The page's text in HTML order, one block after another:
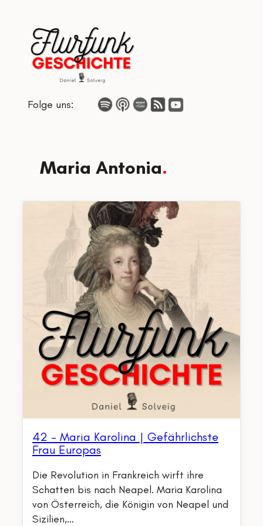
springen
Folge uns:
Maria Antonia
42 – Maria Karolina | Gefährlichste
Frau Europas
Die Revolution in Frankreich wirft ihre
Schatten bis nach Neapel. Maria Karolina
von Österreich, die Königin von Neapel und
Sizilien,…